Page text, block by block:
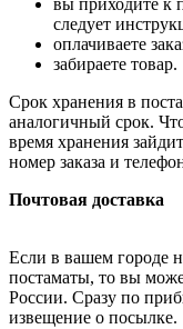
вы приходите к
следует
оплачиваете
забираете товар.
Срок хранения в
аналогичный срок.
время хранения
номер заказа и
Почтовая доставка
Если в вашем городе
постаматы, то вы
России. Сразу по
извещение о посылке.